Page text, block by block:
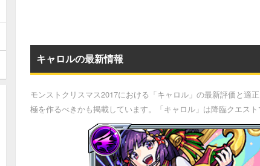
キャロルの最新情報
モンストクリスマス2017における「キャロル」の最新評価と適
極を作るべきかも掲載しています。「キャロル」は降臨クエス